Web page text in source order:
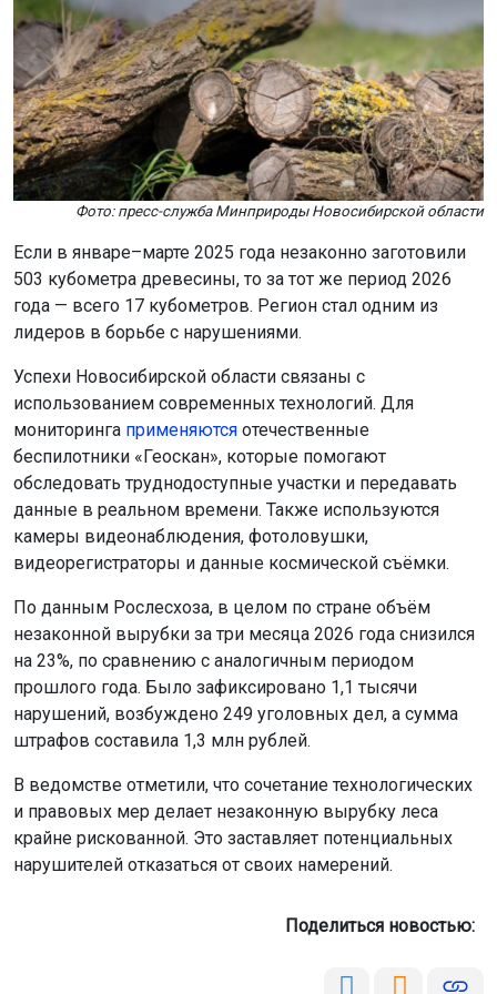
Фото: пресс-служба Минприроды Новосибирской области
Если в январе–марте 2025 года незаконно заготовили
503 кубометра древесины, то за тот же период 2026
года — всего 17 кубометров. Регион стал одним из
лидеров в борьбе с нарушениями.
Успехи Новосибирской области связаны с
использованием современных технологий. Для
мониторинга применяются отечественные
беспилотники «Геоскан», которые помогают
обследовать труднодоступные участки и передавать
данные в реальном времени. Также используются
камеры видеонаблюдения, фотоловушки,
видеорегистраторы и данные космической съёмки.
По данным Рослесхоза, в целом по стране объём
незаконной вырубки за три месяца 2026 года снизился
на 23%, по сравнению с аналогичным периодом
прошлого года. Было зафиксировано 1,1 тысячи
нарушений, возбуждено 249 уголовных дел, а сумма
штрафов составила 1,3 млн рублей.
В ведомстве отметили, что сочетание технологических
и правовых мер делает незаконную вырубку леса
крайне рискованной. Это заставляет потенциальных
нарушителей отказаться от своих намерений.
Поделиться новостью: